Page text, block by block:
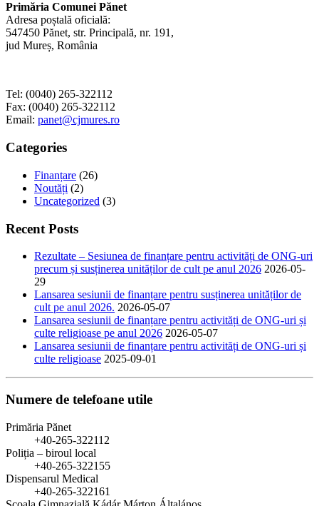
Primăria Comunei Pănet
Adresa poștală oficială:
547450 Pănet, str. Principală, nr. 191,
jud Mureș, România
Tel: (0040) 265-322112
Fax: (0040) 265-322112
Email: panet@cjmures.ro
Categories
Finanțare (26)
Noutăți (2)
Uncategorized (3)
Recent Posts
Rezultate – Sesiunea de finanțare pentru activități de ONG-uri
precum și susținerea unităților de cult pe anul 2026 2026-05-
29
Lansarea sesiunii de finanțare pentru susținerea unităților de
cult pe anul 2026. 2026-05-07
Lansarea sesiunii de finanțare pentru activități de ONG-uri și
culte religioase pe anul 2026 2026-05-07
Lansarea sesiunii de finanțare pentru activități de ONG-uri și
culte religioase 2025-09-01
Numere de telefoane utile
Primăria Pănet
+40-265-322112
Poliția – biroul local
+40-265-322155
Dispensarul Medical
+40-265-322161